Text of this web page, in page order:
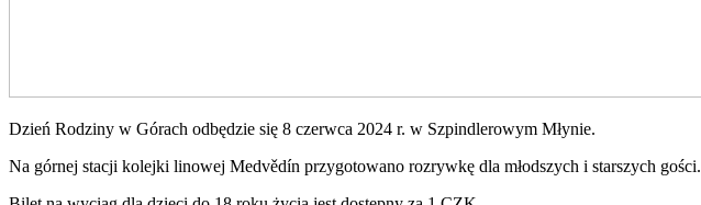
Dzień Rodziny w Górach odbędzie się 8 czerwca 2024 r. w Szpindlerowym Młynie.
Na górnej stacji kolejki linowej Medvědín przygotowano rozrywkę dla młodszych i starszych gości.